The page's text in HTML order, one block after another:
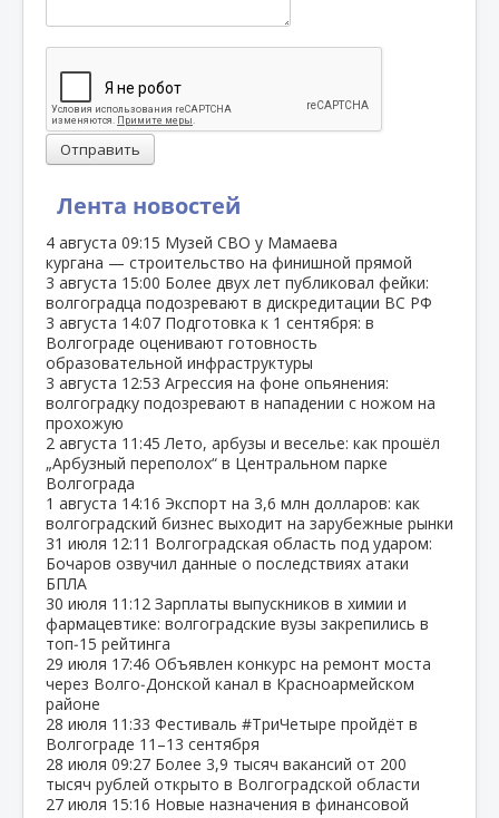
Лента новостей
4 августа 09:15 Музей СВО у Мамаева
кургана — строительство на финишной прямой
3 августа 15:00 Более двух лет публиковал фейки:
волгоградца подозревают в дискредитации ВС РФ
3 августа 14:07 Подготовка к 1 сентября: в
Волгограде оценивают готовность
образовательной инфраструктуры
3 августа 12:53 Агрессия на фоне опьянения:
волгоградку подозревают в нападении с ножом на
прохожую
2 августа 11:45 Лето, арбузы и веселье: как прошёл
„Арбузный переполох“ в Центральном парке
Волгограда
1 августа 14:16 Экспорт на 3,6 млн долларов: как
волгоградский бизнес выходит на зарубежные рынки
31 июля 12:11 Волгоградская область под ударом:
Бочаров озвучил данные о последствиях атаки
БПЛА
30 июля 11:12 Зарплаты выпускников в химии и
фармацевтике: волгоградские вузы закрепились в
топ‑15 рейтинга
29 июля 17:46 Объявлен конкурс на ремонт моста
через Волго‑Донской канал в Красноармейском
районе
28 июля 11:33 Фестиваль #ТриЧетыре пройдёт в
Волгограде 11–13 сентября
28 июля 09:27 Более 3,9 тысяч вакансий от 200
тысяч рублей открыто в Волгоградской области
27 июля 15:16 Новые назначения в финансовой
Отправить